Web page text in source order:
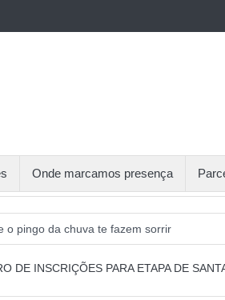
Onde marcamos presença
o pingo da chuva te fazem sorrir
etapa do Circuito de Tênis Gaúcho
DE INSCRIÇÕES PARA ETAPA DE